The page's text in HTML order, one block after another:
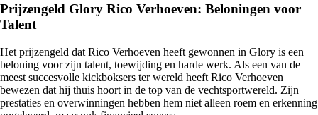
Prijzengeld Glory Rico Verhoeven: Beloningen voor
Talent
Het prijzengeld dat Rico Verhoeven heeft gewonnen in Glory is een
beloning voor zijn talent, toewijding en harde werk. Als een van de
meest succesvolle kickboksers ter wereld heeft Rico Verhoeven
bewezen dat hij thuis hoort in de top van de vechtsportwereld. Zijn
prestaties en overwinningen hebben hem niet alleen roem en erkenning